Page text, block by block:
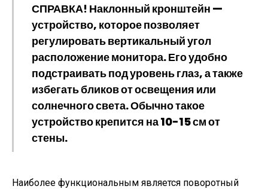
СПРАВКА! Наклонный кронштейн —
устройство, которое позволяет
регулировать вертикальный угол
расположение монитора. Его удобно
подстраивать под уровень глаз, а также
избегать бликов от освещения или
солнечного света. Обычно такое
устройство крепится на 10-15 см от
стены.
Наиболее функциональным является поворотный